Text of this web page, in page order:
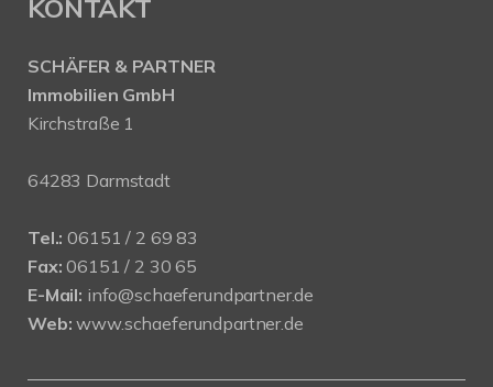
KONTAKT
SCHÄFER & PARTNER
Immobilien GmbH
Kirchstraße 1
64283 Darmstadt
Tel.: 06151 / 2 69 83
Fax: 06151 / 2 30 65
E-Mail: info@schaeferundpartner.de
Web: www.schaeferundpartner.de